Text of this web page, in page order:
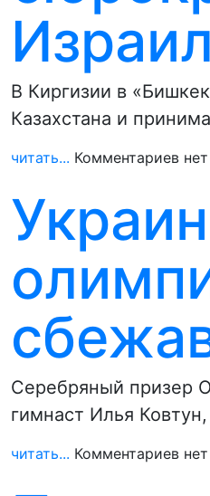
В Киргизии в
Казахстана и
читать... Комментариев нет
Серебряный призер
гимнаст Илья
читать... Комментариев нет